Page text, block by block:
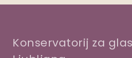
Konservatorij za